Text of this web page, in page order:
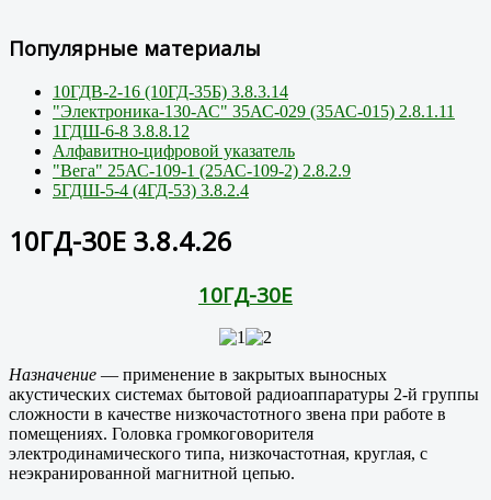
Популярные материалы
10ГДВ-2-16 (10ГД-35Б) 3.8.3.14
"Электроника-130-АС" 35АС-029 (35АС-015) 2.8.1.11
1ГДШ-6-8 3.8.8.12
Алфавитно-цифровой указатель
"Вега" 25АС-109-1 (25АС-109-2) 2.8.2.9
5ГДШ-5-4 (4ГД-53) 3.8.2.4
10ГД-30Е 3.8.4.26
10ГД-30Е
Назначение — применение в закрытых выносных
акустических системах бытовой радиоаппаратуры 2-й группы
сложности в качестве низкочастотного звена при работе в
помещениях. Головка громкоговорителя
электродинамического типа, низкочастотная, круглая, с
неэкранированной магнитной цепью.